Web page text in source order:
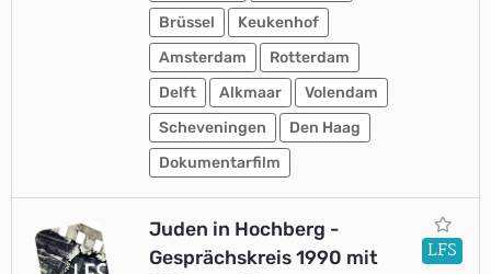
Brüssel
Keukenhof
Amsterdam
Rotterdam
Delft
Alkmaar
Volendam
Scheveningen
Den Haag
Dokumentarfilm
Juden in Hochberg -
Gesprächskreis 1990 mit
LFS